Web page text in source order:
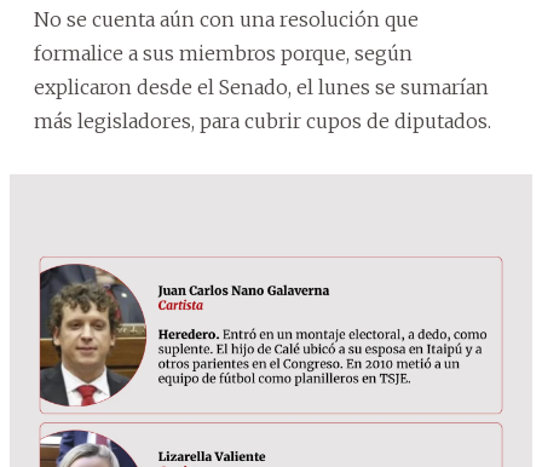
No se cuenta aún con una resolución que
formalice a sus miembros porque, según
explicaron desde el Senado, el lunes se sumarían
más legisladores, para cubrir cupos de diputados.